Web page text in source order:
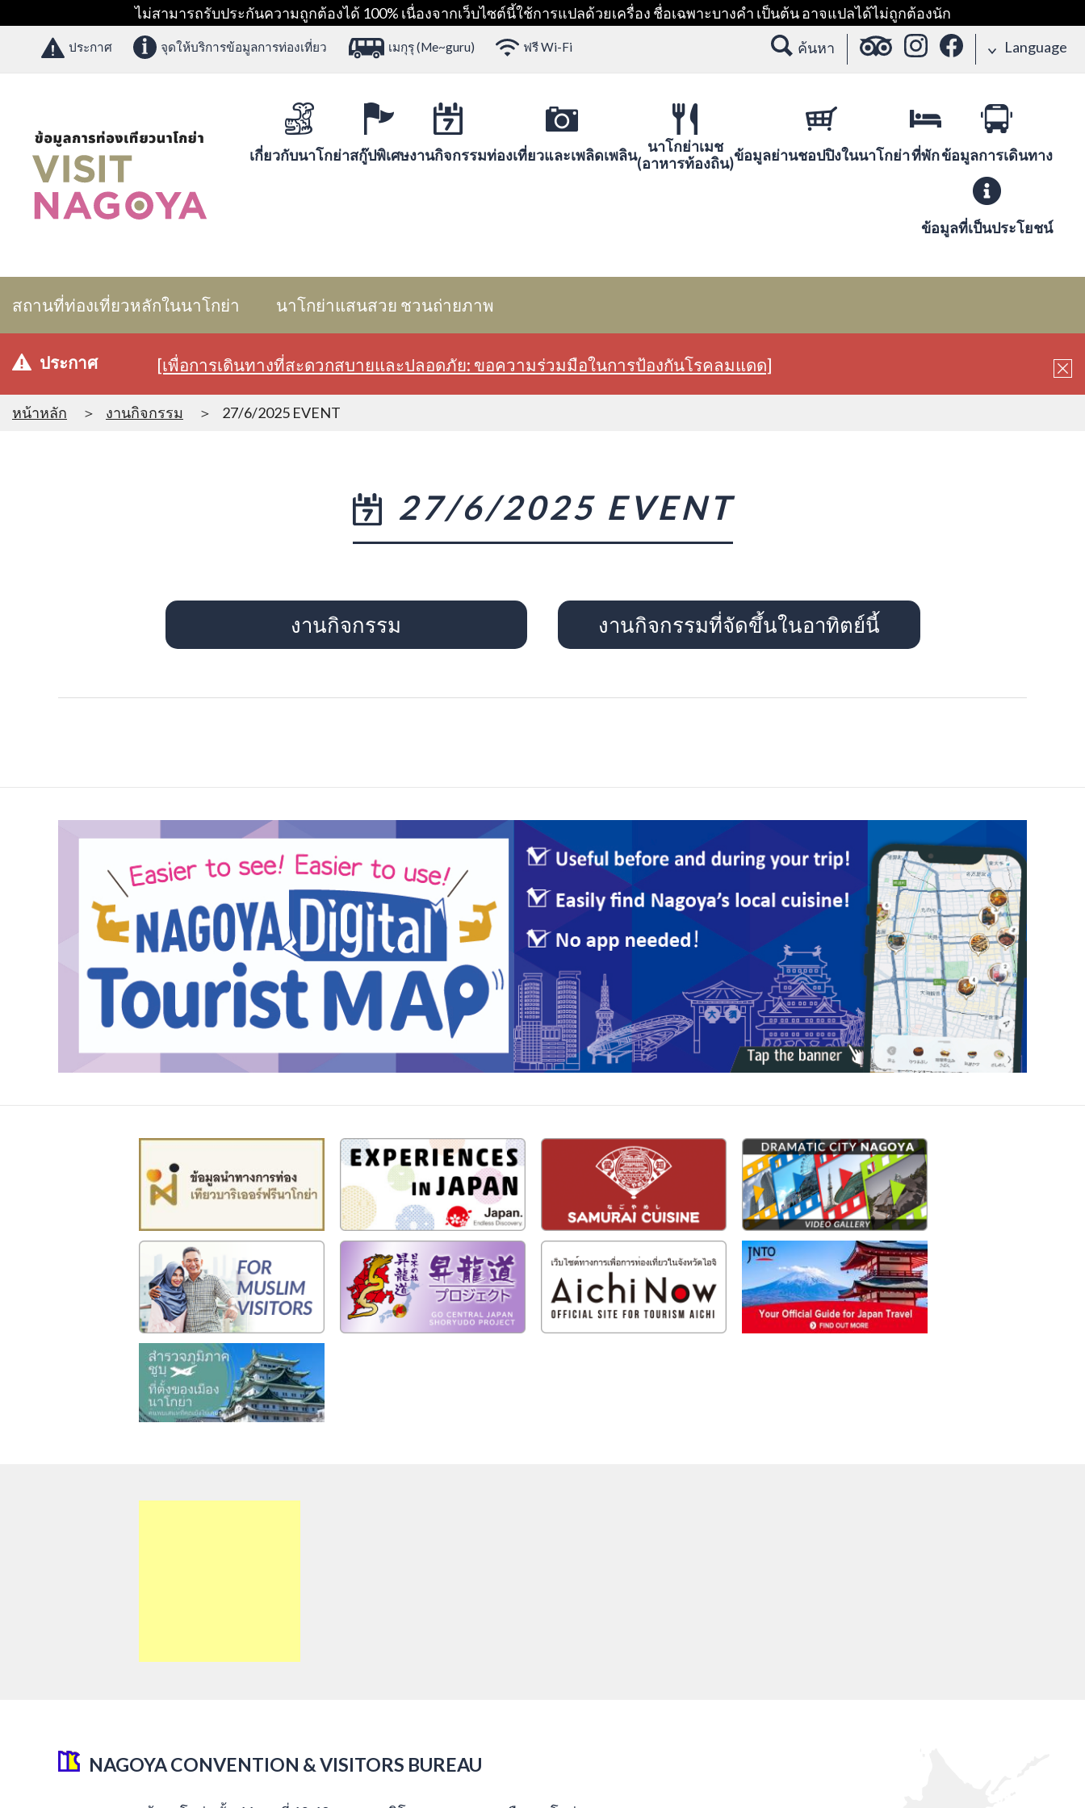
ไม่สามารถรับประกันความถูกต้องได้ 100% เนื่องจากเว็บไซต์นี้ใช้การแปลด้วยเครื่อง ชื่อเฉพาะบางคำ เป็นต้น อาจแปลได้ไม่ถูกต้องนัก
ประกาศ จุดให้บริการข้อมูลการท่องเที่ยว เมกุรุ (Me~guru) ฟรี Wi-Fi ค้นหา Language
เกี่ยวกับนาโกย่าสกู๊ปพิเศษงานกิจกรรมท่องเที่ยวและเพลิดเพลิน
นาโกย่าเมช
(อาหารท้องถิน)ข้อมูลย่านชอปปิงในนาโกย่าที่พักข้อมูลการเดินทาง
ข้อมูลที่เป็นประโยชน์
สถานที่ท่องเที่ยวหลักในนาโกย่า นาโกย่าแสนสวย ชวนถ่ายภาพ
ประกาศ [เพื่อการเดินทางที่สะดวกสบายและปลอดภัย: ขอความร่วมมือในการป้องกันโรคลมแดด]
หน้าหลัก งานกิจกรรม 27/6/2025 EVENT
27/6/2025 EVENT
งานกิจกรรม งานกิจกรรมที่จัดขึ้นในอาทิตย์นี้
NAGOYA CONVENTION & VISITORS BUREAU